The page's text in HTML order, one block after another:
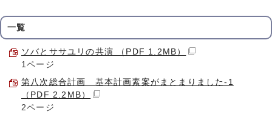
一覧
ソバとササユリの共演 （PDF 1.2MB）
1ページ
第八次総合計画 基本計画素案がまとまりました-1
（PDF 2.2MB）
2ページ